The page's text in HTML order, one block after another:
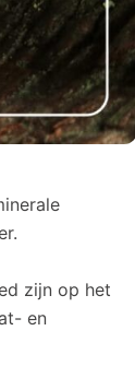
zijn op het
en